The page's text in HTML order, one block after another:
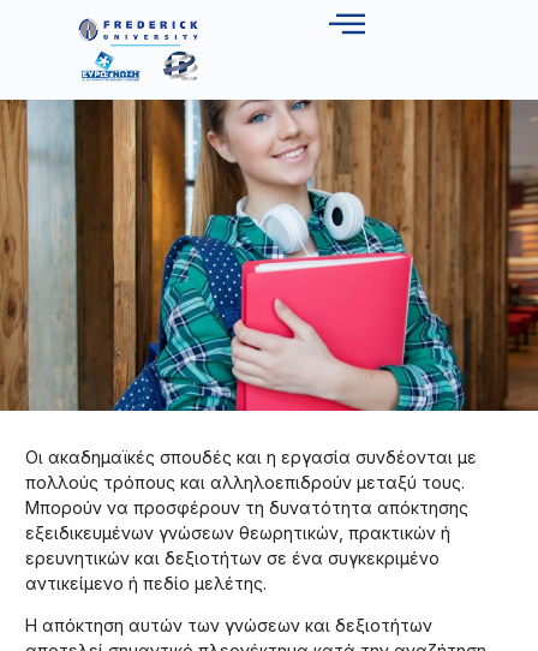
Οι ακαδημαϊκές σπουδές και η εργασία συνδέονται με
πολλούς τρόπους και αλληλοεπιδρούν μεταξύ τους.
Μπορούν να προσφέρουν τη δυνατότητα απόκτησης
εξειδικευμένων γνώσεων θεωρητικών, πρακτικών ή
ερευνητικών και δεξιοτήτων σε ένα συγκεκριμένο
αντικείμενο ή πεδίο μελέτης.
Η απόκτηση αυτών των γνώσεων και δεξιοτήτων